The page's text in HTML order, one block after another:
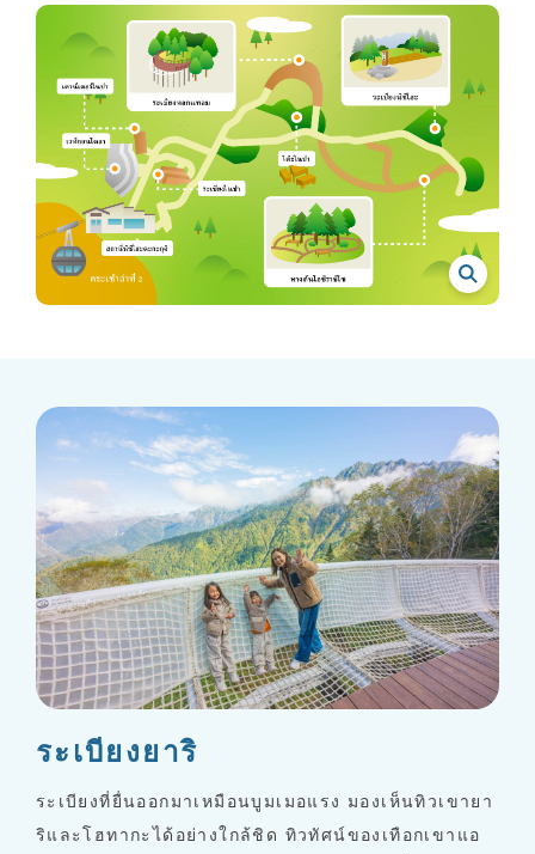
ระเบียงยาริ
ระเบียงที่ยื่นออกมาเหมือนบูมเมอแรง มองเห็นทิวเขายา
ริและโฮทากะได้อย่างใกล้ชิด ทิวทัศน์ของเทือกเขาแอ